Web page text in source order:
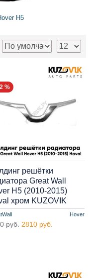
H5
%
Hover
решётки
Great Wall
H5 (2010-2015)
хром KUZOVIK
руб. 2810 руб.